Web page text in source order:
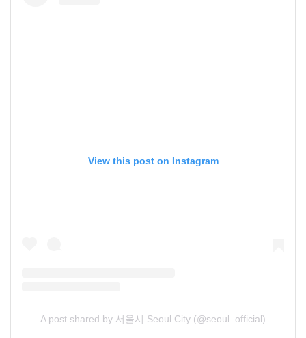
View this post on Instagram
A post shared by 서울시 Seoul City (@seoul_official)